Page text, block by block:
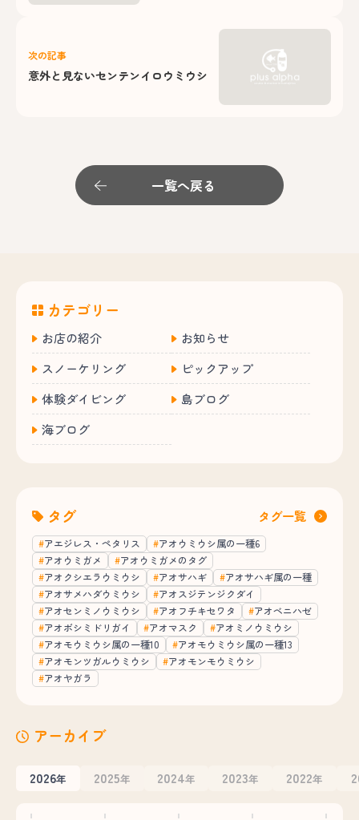
次の記事
意外と見ないセンテンイロウミウシ
一覧へ戻る
カテゴリー
お店の紹介
お知らせ
スノーケリング
ピックアップ
体験ダイビング
島ブログ
海ブログ
タグ タグ一覧
アエジレス・ペタリス
アオウミウシ属の一種6
アオウミガメ
アオウミガメのタグ
アオクシエラウミウシ
アオサハギ
アオサハギ属の一種
アオサメハダウミウシ
アオスジテンジクダイ
アオセンミノウミウシ
アオフチキセワタ
アオベニハゼ
アオボシミドリガイ
アオマスク
アオミノウミウシ
アオモウミウシ属の一種10
アオモウミウシ属の一種13
アオモンツガルウミウシ
アオモンモウミウシ
アオヤガラ
アーカイブ
2026年 2025年 2024年 2023年 2022年